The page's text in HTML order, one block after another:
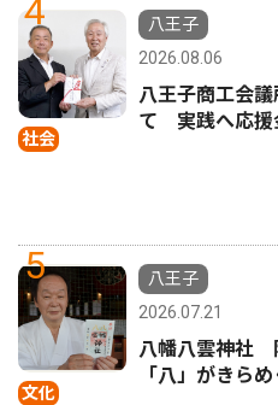
4
社会
八王子
2026.08.06
八王子商工会
て 実践へ応援
5
文化
八王子
2026.07.21
八幡八雲神社
「八」がきらめ